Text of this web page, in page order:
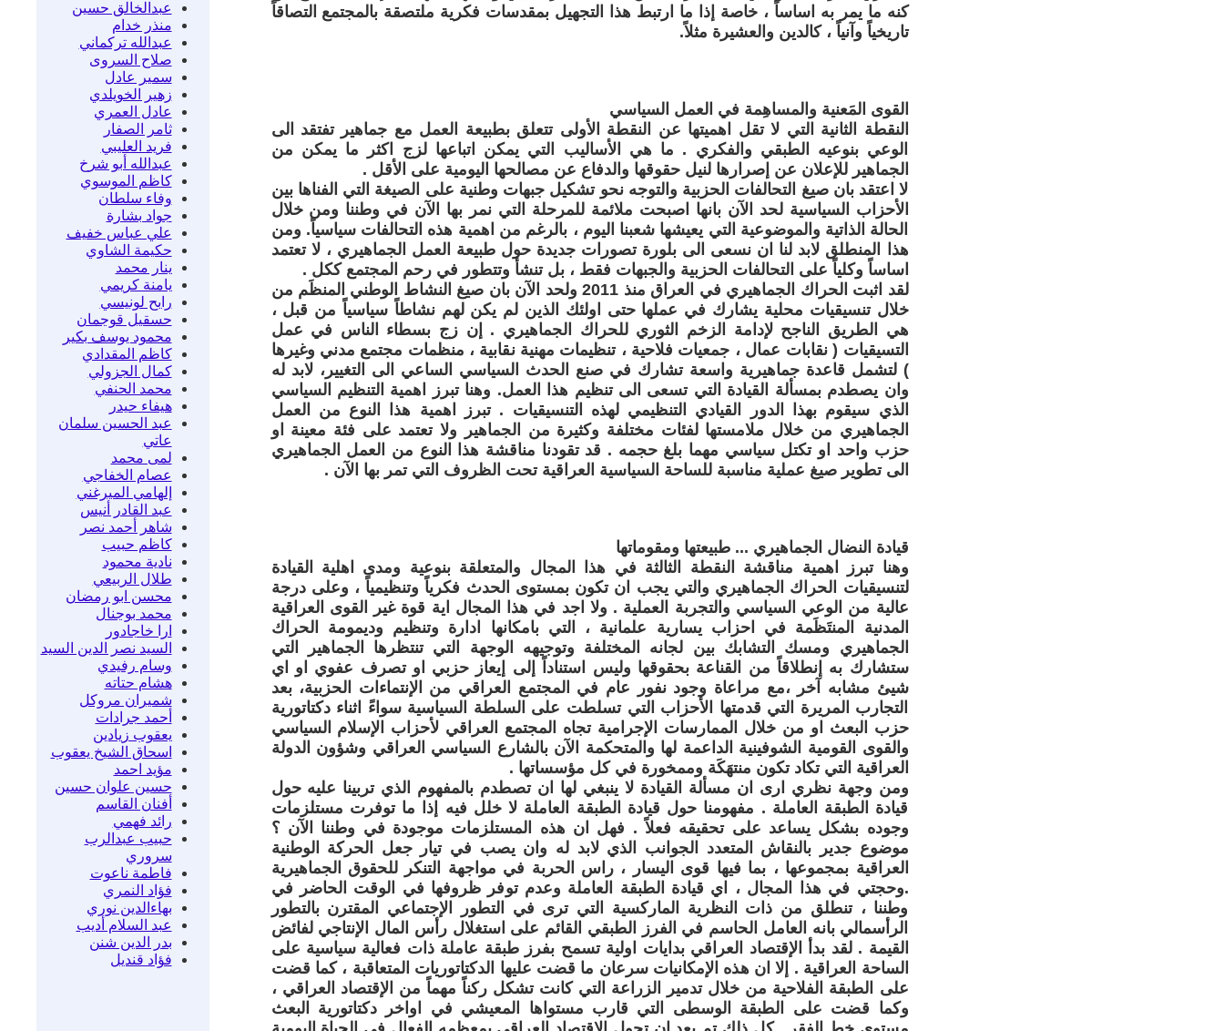
عبدالخالق حسين
منذر خدام
عبدالله تركماني
صلاح السروى
سمير عادل
زهير الخويلدي
عادل العمري
ثامر الصفار
فريد العليبي
عبدالله أبو شرخ
كاظم الموسوي
وفاء سلطان
جواد بشارة
علي عباس خفيف
حكيمة الشاوي
ينار محمد
يامنة كريمي
رابح لونيسي
حسقيل قوجمان
محمود يوسف بكير
كاظم المقدادي
كمال الجزولي
محمد الحنفي
هيفاء حيدر
عبد الحسين سلمان
عاتي
لمى محمد
عصام الخفاجي
إلهامي الميرغني
عبد القادر أنيس
شاهر أحمد نصر
كاظم حبيب
نادية محمود
طلال الربيعي
محسن ابو رمضان
محمد بوجنال
ارا خاجادور
السيد نصر الدين السيد
وسام رفيدي
هشام حتاته
شميران مروكل
أحمد جرادات
يعقوب زيادين
اسحاق الشيخ يعقوب
مؤيد احمد
حسين علوان حسين
أفنان القاسم
رائد فهمي
حبيب عبدالرب
سروري
فاطمة ناعوت
فؤاد النمري
بهاءالدين نوري
عبد السلام أديب
بدر الدين شنن
فؤاد قنديل
كنه ما يمر به اساساً ، خاصة إذا ما ارتبط هذا التجهيل بمقدسات فكرية ملتصقة بالمجتمع التصاقاً
تاريخياً وآنياً ، كالدين والعشيرة مثلاً.
القوى المَعنية والمساهِمة في العمل السياسي
النقطة الثانية التي لا تقل اهميتها عن النقطة الأولى تتعلق بطبيعة العمل مع جماهير تفتقد الى
الوعي بنوعيه الطبقي والفكري . ما هي الأساليب التي يمكن اتباعها لزج اكثر ما يمكن من
الجماهير للإعلان عن إصرارها لنيل حقوقها والدفاع عن مصالحها اليومية على الأقل .
لا اعتقد بان صيغ التحالفات الحزبية والتوجه نحو تشكيل جبهات وطنية على الصيغة التي الفناها بين
الأحزاب السياسية لحد الآن بانها اصبحت ملائمة للمرحلة التي نمر بها الآن في وطننا ومن خلال
الحالة الذاتية والموضوعية التي يعيشها شعبنا اليوم ، بالرغم من اهمية هذه التحالفات سياسياً. ومن
هذا المنطلق لابد لنا ان نسعى الى بلورة تصورات جديدة حول طبيعة العمل الجماهيري ، لا تعتمد
اساساً وكلياً على التحالفات الحزبية والجبهات فقط ، بل تنشأ وتتطور في رحم المجتمع ككل .
لقد اثبت الحراك الجماهيري في العراق منذ 2011 ولحد الآن بان صيغ النشاط الوطني المنظَم من
خلال تنسيقيات محلية يشارك في عملها حتى اولئك الذين لم يكن لهم نشاطاً سياسياً من قبل ،
هي الطريق الناجح لإدامة الزخم الثوري للحراك الجماهيري . إن زج بسطاء الناس في عمل
التسيقيات ( نقابات عمال ، جمعيات فلاحية ، تنظيمات مهنية نقابية ، منظمات مجتمع مدني وغيرها
) لتشمل قاعدة جماهيرية واسعة تشارك في صنع الحدث السياسي الساعي الى التغيير، لابد له
وان يصطدم بمسألة القيادة التي تسعى الى تنظيم هذا العمل. وهنا تبرز اهمية التنظيم السياسي
الذي سيقوم بهذا الدور القيادي التنظيمي لهذه التنسيقيات . تبرز اهمية هذا النوع من العمل
الجماهيري من خلال ملامستها لفئات مختلفة وكثيرة من الجماهير ولا تعتمد على فئة معينة او
حزب واحد او تكتل سياسي مهما بلغ حجمه . قد تقودنا مناقشة هذا النوع من العمل الجماهيري
الى تطوير صيغ عملية مناسبة للساحة السياسية العراقية تحت الظروف التي تمر بها الآن .
قيادة النضال الجماهيري ... طبيعتها ومقوماتها
وهنا تبرز اهمية مناقشة النقطة الثالثة في هذا المجال والمتعلقة بنوعية ومدى اهلية القيادة
لتنسيقيات الحراك الجماهيري والتي يجب ان تكون بمستوى الحدث فكرياً وتنظيمياً ، وعلى درجة
عالية من الوعي السياسي والتجربة العملية . ولا اجد في هذا المجال اية قوة غير القوى العراقية
المدنية المنتَظَمة في احزاب يسارية علمانية ، التي بامكانها ادارة وتنظيم وديمومة الحراك
الجماهيري ومسك التشابك بين لجانه المختلفة وتوجيهه الوجهة التي تنتظرها الجماهير التي
ستشارك به إنطلاقاً من القناعة بحقوقها وليس استناداً إلى إيعاز حزبي او تصرف عفوي او اي
شيئ مشابه آخر ،مع مراعاة وجود نفور عام في المجتمع العراقي من الإنتماءات الحزبية، بعد
التجارب المريرة التي قدمتها الأحزاب التي تسلطت على السلطة السياسية سواءً اثناء دكتاتورية
حزب البعث او من خلال الممارسات الإجرامية تجاه المجتمع العراقي لأحزاب الإسلام السياسي
والقوى القومية الشوفينية الداعمة لها والمتحكمة الآن بالشارع السياسي العراقي وشؤون الدولة
العراقية التي تكاد تكون منتهَكَة وممخورة في كل مؤسساتها .
ومن وجهة نظري ارى ان مسألة القيادة لا ينبغي لها ان تصطدم بالمفهوم الذي تربينا عليه حول
قيادة الطبقة العاملة . مفهومنا حول قيادة الطبقة العاملة لا خلل فيه إذا ما توفرت مستلزمات
وجوده بشكل يساعد على تحقيقه فعلاً . فهل ان هذه المستلزمات موجودة في وطننا الآن ؟
موضوع جدير بالنقاش المتعدد الجوانب الذي لابد له وان يصب في تيار جعل الحركة الوطنية
العراقية بمجموعها ، بما فيها قوى اليسار ، راس الحربة في مواجهة التنكر للحقوق الجماهيرية
.وحجتي في هذا المجال ، اي قيادة الطبقة العاملة وعدم توفر ظروفها في الوقت الحاضر في
وطننا ، تنطلق من ذات النظرية الماركسية التي ترى في التطور الإجتماعي المقترن بالتطور
الرأسمالي بانه العامل الحاسم في الفرز الطبقي القائم على استغلال رأس المال الإنتاجي لفائض
القيمة . لقد بدأ الإقتصاد العراقي بدايات اولية تسمح بفرز طبقة عاملة ذات فعالية سياسية على
الساحة العراقية . إلا ان هذه الإمكانيات سرعان ما قضت عليها الدكتاتوريات المتعاقبة ، كما قضت
على الطبقة الفلاحية من خلال تدمير الزراعة التي كانت تشكل ركناً مهماً من الإقتصاد العراقي ،
وكما قضت على الطبقة الوسطى التي قارب مستواها المعيشي في اواخر دكتاتورية البعث